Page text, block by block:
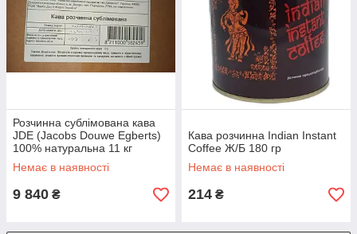
Розчинна сублімована кава
JDE (Jacobs Douwe Egberts)
100% натуральна 11 кг
Немає в наявності
9 840 ₴
Кава розчинна Indian Instant
Coffee Ж/Б 180 гр
Немає в наявності
214 ₴